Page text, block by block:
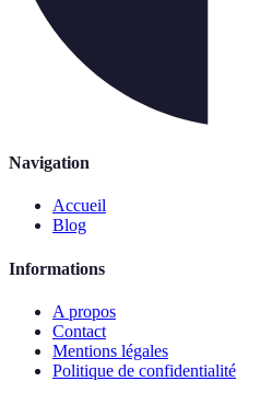
Navigation
Accueil
Blog
Informations
A propos
Contact
Mentions légales
Politique de confidentialité